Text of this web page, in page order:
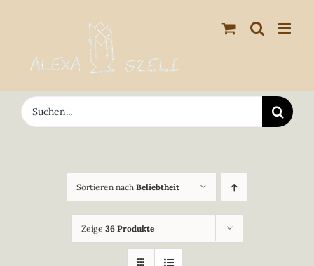
springen
Suche
nach:
Sortieren nach Beliebtheit
Zeige 36 Produkte